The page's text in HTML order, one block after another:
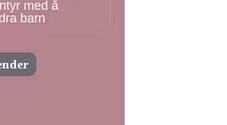
med å
barn